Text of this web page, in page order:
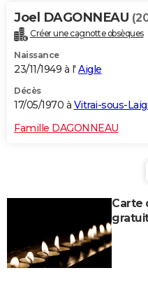
Joel DAGONNEAU
Créer une cagnotte obsèques
Naissance
23/11/1949 à l' Aigle
Décès
17/05/1970 à Vitrai-sous-
Famille DAGONNEAU
Carte